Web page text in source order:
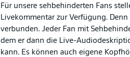
Für unsere sehbehinderten Fans
Livekommentar zur Verfügung.
verbunden. Jeder Fan mit
dem er dann die Live-
kann. Es können auch eigene